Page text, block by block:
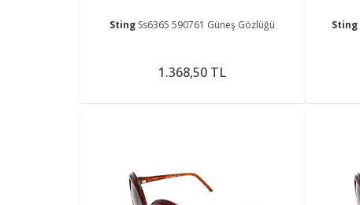
Sting Ss6365 590761 Güneş Gözlüğü
1.368,50 TL
Sting